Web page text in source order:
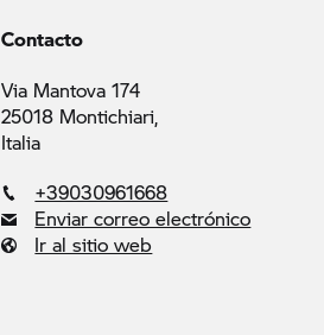
Contacto
Via Mantova 174
25018 Montichiari,
Italia
+39030961668
Enviar correo electrónico
Ir al sitio web